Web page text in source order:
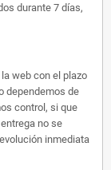
durante 7 días,
web con el plazo
dependemos de
control, si que
no se
inmediata